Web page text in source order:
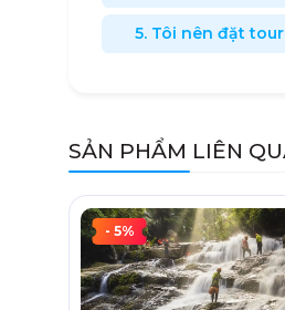
5. Tôi nên đặt
SẢN PHẨM LIÊN
- 5%